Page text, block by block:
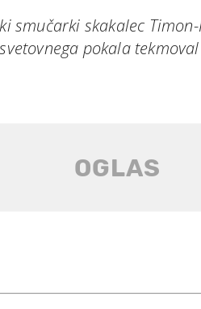
smučarki skakalec
pokala